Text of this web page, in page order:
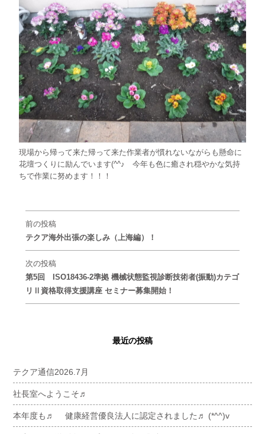
現場から帰って来た帰って来た作業者が慣れないながらも懸命に
花壇つくりに励んでいます(^^♪ 今年も色に癒され穏やかな気持
ちで作業に努めます！！！
前の投稿
テクア海外出張の楽しみ（上海編）！
次の投稿
第5回 ISO18436-2準拠 機械状態監視診断技術者(振動)カテゴ
リⅡ資格取得支援講座 セミナー募集開始！
最近の投稿
テクア通信2026.7月
社長室へようこそ♬
本年度も♬ 健康経営優良法人に認定されました♬ (*^^)v